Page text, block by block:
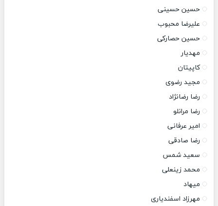
حسین حسینی
علیرضا محبوب
حسین حصارکی
مهدیار
کاپیتان
مجید رضوی
رضا رضانژاد
رضا مرانلو
امیر عرفانی
رضا صادقی
سعید شمس
محمد زینعلی
میهاد
مهرزاد اسفندیاری